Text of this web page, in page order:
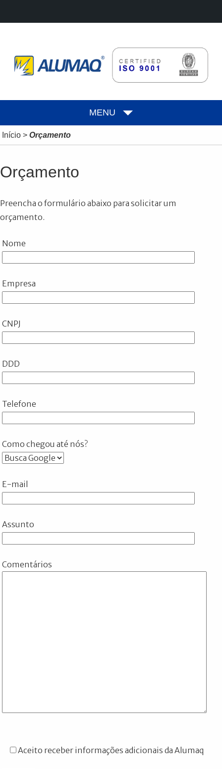
MENU
Início> Orçamento
Orçamento
Preencha o formulário abaixo para solicitar um
orçamento.
Nome
Empresa
CNPJ
DDD
Telefone
Como chegou até nós?
E-mail
Assunto
Comentários
Aceito receber informações adicionais da Alumaq